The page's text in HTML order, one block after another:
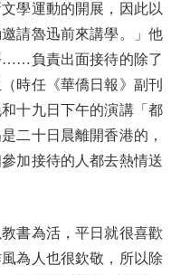
學運動的開展，因此以
請魯迅前來講學。」他
……負責出面接待的除了
時任《華僑日報》副刊
十九日下午的演講「都
二十日晨離開香港的，
加接待的人都去熱情送
書為活，平日就很喜歡
為人也很欽敬，所以除